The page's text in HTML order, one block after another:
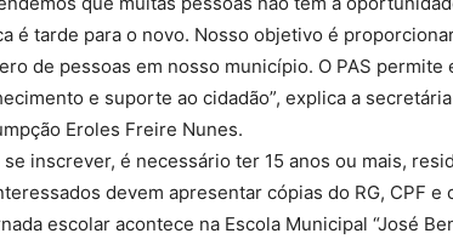
é tarde para o novo. Nosso objetivo é
de pessoas em nosso município. O PAS
e suporte ao cidadão”, explica a
Eroles Freire Nunes.
se inscrever, é necessário ter 15 anos ou mais,
devem apresentar cópias do RG, CPF
escolar acontece na Escola Municipal “José